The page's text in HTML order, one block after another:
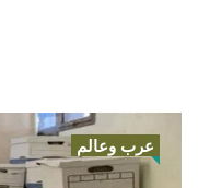
عرب وعالم